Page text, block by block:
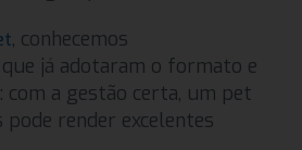
, conhecemos
já adotaram o formato e
com a gestão certa, um pet
render excelentes